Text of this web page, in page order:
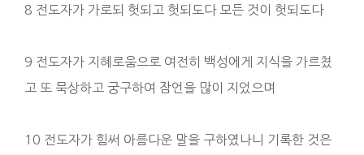
8 전도자가 가로되 헛되고 헛되도다 모든 것이 헛되도다
9 전도자가 지혜로움으로 여전히 백성에게 지식을 가르쳤
고 또 묵상하고 궁구하여 잠언을 많이 지었으며
10 전도자가 힘써 아름다운 말을 구하였나니 기록한 것은